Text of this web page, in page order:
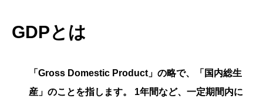
GDPとは
「Gross Domestic Product」の略で、「国内総生
産」のことを指します。 1年間など、一定期間内に